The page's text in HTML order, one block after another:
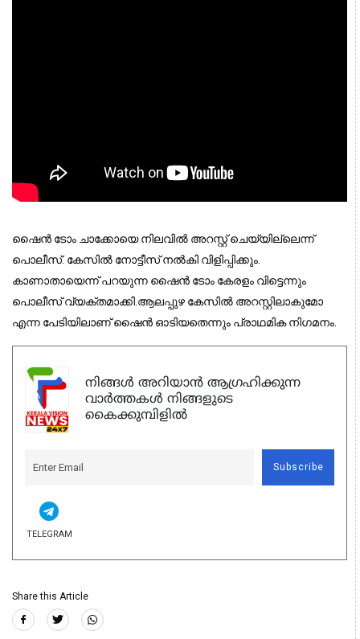
ഷൈൻ ടോം ചാക്കോയെ നിലവിൽ അറസ്റ്റ് ചെയ്യില്ലെന്ന്
പൊലീസ്. കേസിൽ നോട്ടീസ് നൽകി വിളിപ്പിക്കും.
കാണാതായെന്ന് പറയുന്ന ഷൈൻ ടോം കേരളം വിട്ടെന്നും
പൊലീസ് വ്യക്തമാക്കി.ആലപ്പുഴ കേസിൽ അറസ്റ്റിലാകുമോ
എന്ന പേടിയിലാണ് ഷൈൻ ഓടിയതെന്നും പ്രാഥമിക നിഗമനം.
നിങ്ങൾ അറിയാൻ ആഗ്രഹിക്കുന്ന
വാർത്തകൾ നിങ്ങളുടെ
കൈക്കുമ്പിളിൽ
Subscribe
TELEGRAM
Share this Article